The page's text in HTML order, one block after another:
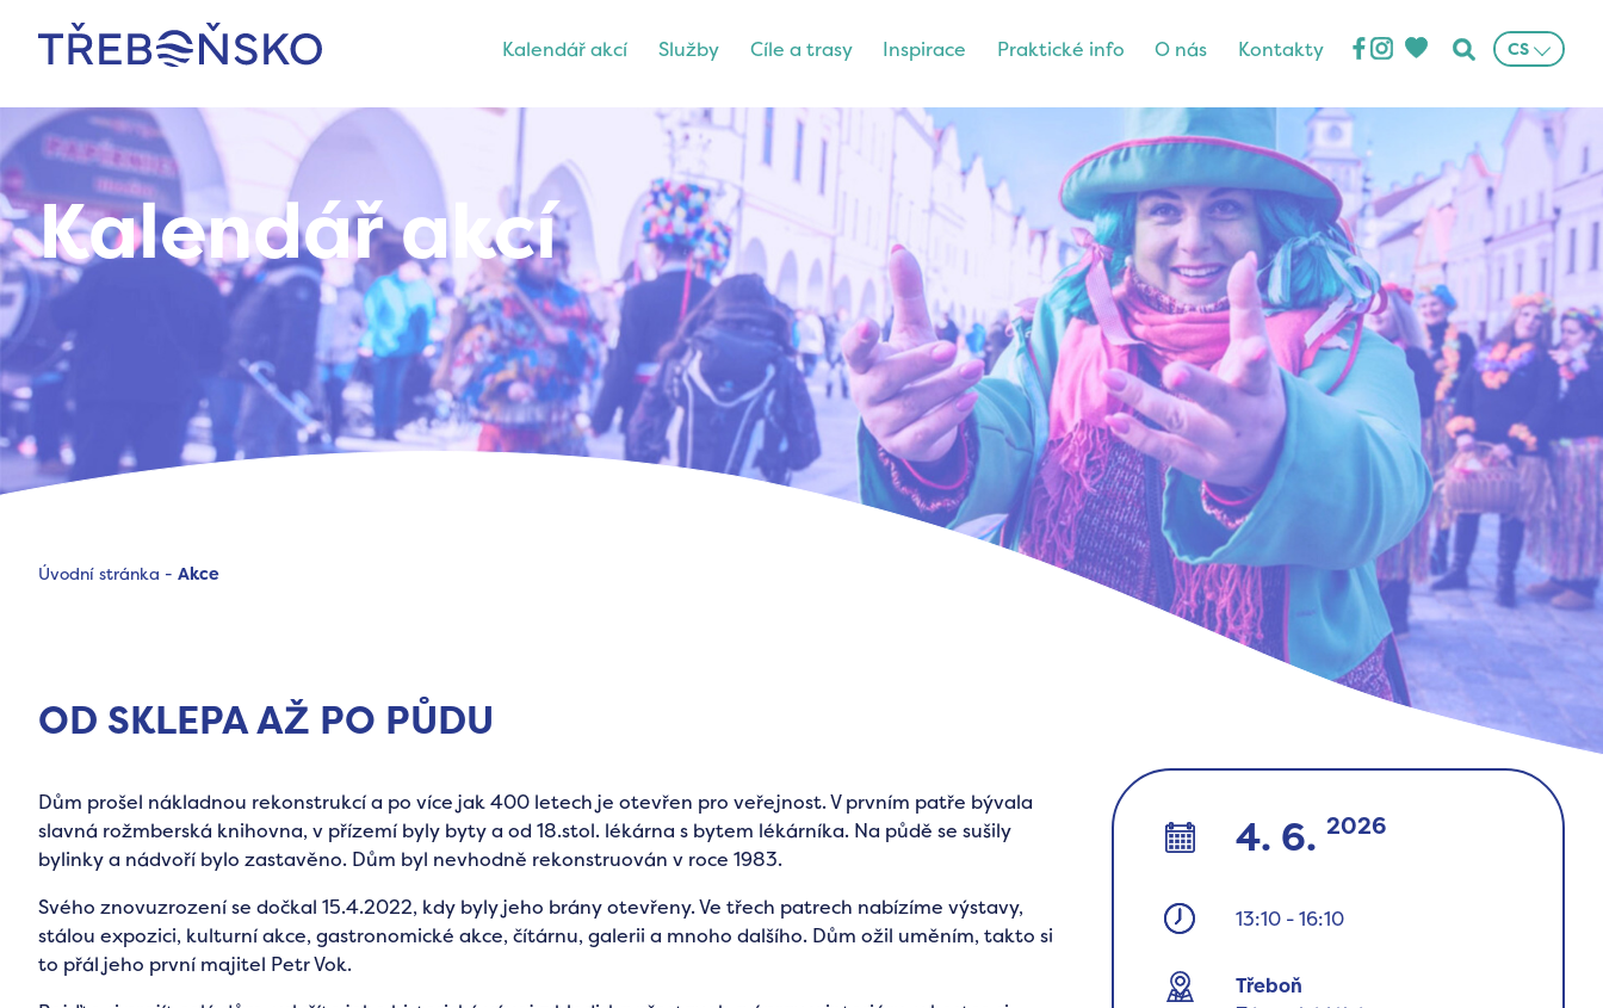
Třeboňsko
Kalendář akcí Služby Cíle a trasy Inspirace Praktické info O nás Kontakty CS
Kalendář akcí
Úvodní stránka - Akce
OD SKLEPA AŽ PO PŮDU
Dům prošel nákladnou rekonstrukcí a po více jak 400 letech je otevřen pro veřejnost. V prvním patře bývala
slavná rožmberská knihovna, v přízemí byly byty a od 18.stol. lékárna s bytem lékárníka. Na půdě se sušily
bylinky a nádvoří bylo zastavěno. Dům byl nevhodně rekonstruován v roce 1983.
Svého znovuzrození se dočkal 15.4.2022, kdy byly jeho brány otevřeny. Ve třech patrech nabízíme výstavy,
stálou expozici, kulturní akce, gastronomické akce, čítárnu, galerii a mnoho dalšího. Dům ožil uměním, takto si
to přál jeho první majitel Petr Vok.
4. 6. 2026
13:10 -16:10
Třeboň